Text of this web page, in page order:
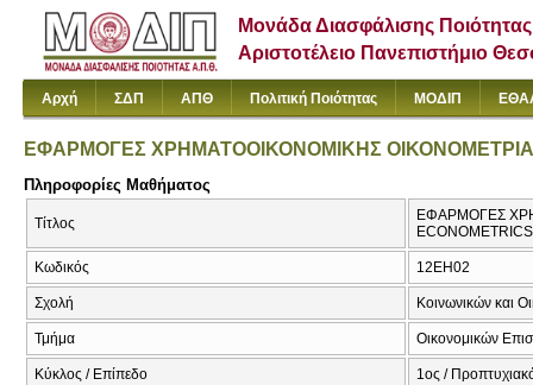
Μονάδα Διασφάλισης Ποιότητας
Αριστοτέλειο Πανεπιστήμιο
Αρχή ΣΔΠ ΑΠΘ Πολιτική Ποιότητας ΜΟΔΙΠ
ΕΦΑΡΜΟΓΕΣ ΧΡΗΜΑΤΟΟΙΚΟΝΟΜΙΚΗΣ
Πληροφορίες Μαθήματος
Τίτλος
ΕΦΑΡΜΟΓΕΣ
ECONOMETRICS
Κωδικός 12ΕΗ02
Σχολή Κοινωνικών και
Τμήμα Οικονομικών
Κύκλος / Επίπεδο 1ος /